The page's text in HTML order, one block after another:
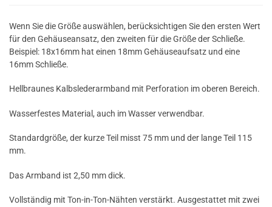
Wenn Sie die Größe auswählen, berücksichtigen Sie den ersten Wert
für den Gehäuseansatz, den zweiten für die Größe der Schließe.
Beispiel: 18x16mm hat einen 18mm Gehäuseaufsatz und eine
16mm Schließe.
Hellbraunes Kalbslederarmband mit Perforation im oberen Bereich.
Wasserfestes Material, auch im Wasser verwendbar.
Standardgröße, der kurze Teil misst 75 mm und der lange Teil 115
mm.
Das Armband ist 2,50 mm dick.
Vollständig mit Ton-in-Ton-Nähten verstärkt. Ausgestattet mit zwei